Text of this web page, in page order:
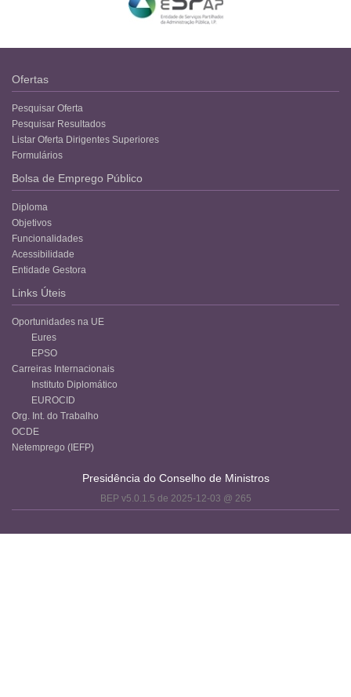
Ofertas
Pesquisar Oferta
Pesquisar Resultados
Listar Oferta Dirigentes Superiores
Formulários
Bolsa de Emprego Público
Diploma
Objetivos
Funcionalidades
Acessibilidade
Entidade Gestora
Links Úteis
Oportunidades na UE
Eures
EPSO
Carreiras Internacionais
Instituto Diplomático
EUROCID
Org. Int. do Trabalho
OCDE
Netemprego (IEFP)
Presidência do Conselho de Ministros
BEP v5.0.1.5 de 2025-12-03 @ 265